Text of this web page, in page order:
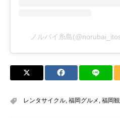
ノルバイ糸島
レンタサイクル, 福岡グルメ , 福岡